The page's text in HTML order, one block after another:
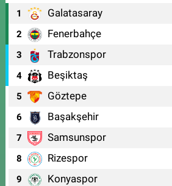
1 Galatasaray
2 Fenerbahçe
3 Trabzonspor
4 Beşiktaş
5 Göztepe
6 Başakşehir
7 Samsunspor
8 Rizespor
9 Konyaspor